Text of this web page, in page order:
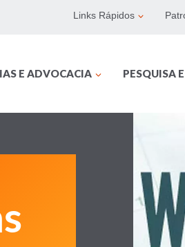
Links Rápidos
E ADVOCACIA PESQUISA